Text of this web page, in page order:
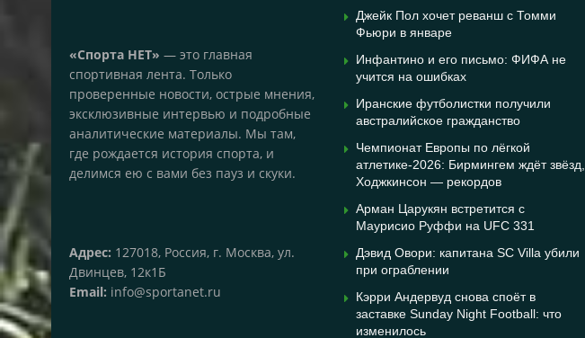
«Спорта НЕТ» — это главная
спортивная лента. Только
проверенные новости, острые мнения,
эксклюзивные интервью и подробные
аналитические материалы. Мы там,
где рождается история спорта, и
делимся ею с вами без пауз и скуки.
Адрес: 127018, Россия, г. Москва, ул.
Двинцев, 12к1Б
Email: info@sportanet.ru
Джейк Пол хочет реванш с Томми
Фьюри в январе
Инфантино и его письмо: ФИФА не
учится на ошибках
Иранские футболистки получили
австралийское гражданство
Чемпионат Европы по лёгкой
атлетике-2026: Бирмингем ждёт звёзд,
Ходжкинсон — рекордов
Арман Царукян встретится с
Маурисио Руффи на UFC 331
Дэвид Овори: капитана SC Villa убили
при ограблении
Кэрри Андервуд снова споёт в
заставке Sunday Night Football: что
изменилось